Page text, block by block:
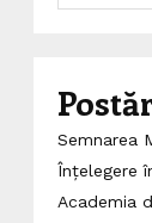
Semnarea
Înțelegere
Academia